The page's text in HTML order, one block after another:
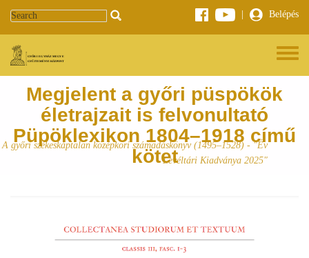
Belépés
Toggle
Megjelent a győri püspökök
életrajzait is felvonultató
Püpöklexikon 1804–1918 című
kötet
A győri székeskáptalan középkori számadáskönyv (1495–1528) - "Év
Levéltári Kiadványa 2025"